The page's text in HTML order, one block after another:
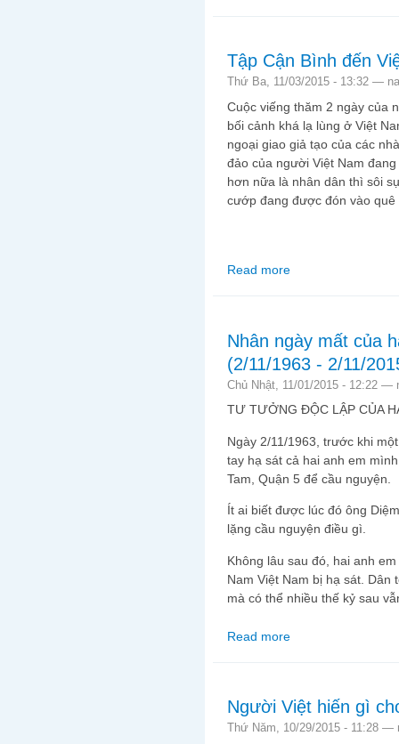
Tập Cận Bình đến
Thứ Ba, 11/03/2015 - 13:32 —
Cuộc viếng thăm 2 ngày của
bối cảnh khá lạ lùng ở Việt
ngoại giao giả tạo của các
đảo của người Việt Nam
hơn nữa là nhân dân thì sôi
cướp đang được đón vào
Read more
Nhân ngày mất của
(2/11/1963 - 2/11/
Chủ Nhật, 11/01/2015 - 12:22 —
TƯ TƯỞNG ĐỘC LẬP CỦA
Ngày 2/11/1963, trước khi
tay hạ sát cả hai anh em
Tam, Quận 5 để cầu nguyện.
Ít ai biết được lúc đó ông
lặng cầu nguyện điều gì.
Không lâu sau đó, hai anh
Nam Việt Nam bị hạ sát. Dân
mà có thể nhiều thế kỷ sau
Read more
Người Việt hiến gì
Thứ Năm, 10/29/2015 - 11:28 —